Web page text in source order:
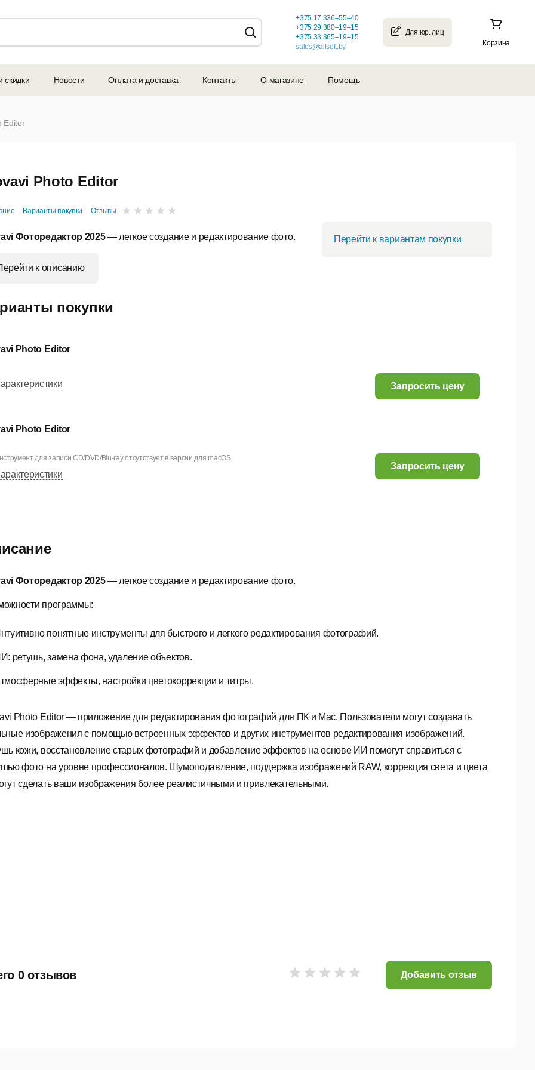
Корзина
+375 17 336–55–40
+375 29 380–19–15
+375 33 365–19–15
sales@allsoft.by
скидки Новости Оплата и доставка Контакты О магазине Помощь
Editor
Photo Editor
Варианты покупки Отзывы
Фоторедактор 2025— легкое создание и редактирование фото.
к описанию
Перейти к вариантам покупки
Фоторедактор 2025— легкое создание и редактирование фото.
программы:
понятные инструменты для быстрого и легкого редактирования фотографий.
ретушь, замена фона, удаление объектов.
эффекты, настройки цветокоррекции и титры.
Photo Editor — приложение для редактирования фотографий для ПК и Mac. Пользователи могут создавать
изображения с помощью встроенных эффектов и других инструментов редактирования изображений.
кожи, восстановление старых фотографий и добавление эффектов на основе ИИ помогут справиться с
фото на уровне профессионалов. Шумоподавление, поддержка изображений RAW, коррекция света и цвета
сделать ваши изображения более реалистичными и привлекательными.
покупки
Photo Editor
Запросить цену
Photo Editor
Запросить цену
для записи CD/DVD/Blu-ray отсутствует в версии для macOS
0 отзывов Добавить отзыв